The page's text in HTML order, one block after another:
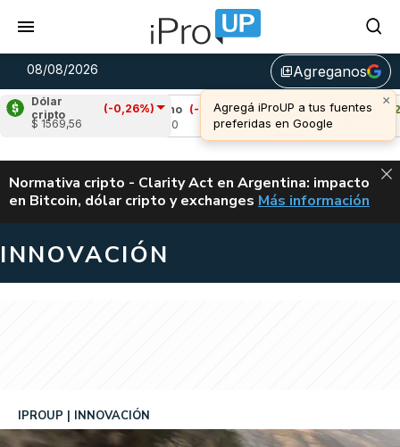
08/08/2026 library_addAgreganos
Dólar
cripto
(-0,26%)
$ 1569,56
Cardano (-1,44%)
Avalanche (2,29%)
u$s 6,52
ALERTA
Normativa cripto - Clarity Act en Argentina: impacto
en Bitcoin, dólar cripto y exchanges CLARITY ACT EN
Más información
INNOVACIÓN
IPROUP INNOVACIÓN